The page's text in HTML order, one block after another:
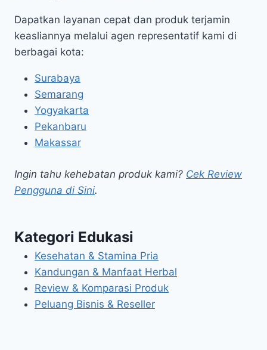
Dapatkan layanan cepat dan produk terjamin
keasliannya melalui agen representatif kami di
berbagai kota:
Surabaya
Semarang
Yogyakarta
Pekanbaru
Makassar
Ingin tahu kehebatan produk kami? Cek Review
Pengguna di Sini.
Kategori Edukasi
Kesehatan & Stamina Pria
Kandungan & Manfaat Herbal
Review & Komparasi Produk
Peluang Bisnis & Reseller